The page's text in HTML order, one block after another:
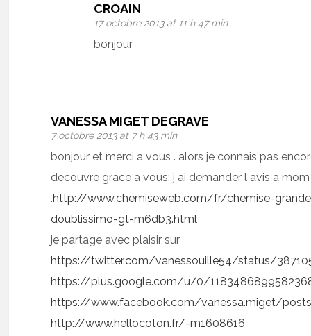
CROAIN
17 octobre 2013 at 11 h 47 min
bonjour
VANESSA MIGET DEGRAVE
7 octobre 2013 at 7 h 43 min
bonjour et merci a vous . alors je connais pas
decouvre grace a vous; j ai demander l avis a
.http://www.chemiseweb.com/fr/chemise-
doublissimo-gt-m6db3.html
je partage avec plaisir sur
https://twitter.com/vanessouille54/status/
https://plus.google.com/u/0/
https://www.facebook.com/vanessa.miget/
http://www.hellocoton.fr/-m1608616